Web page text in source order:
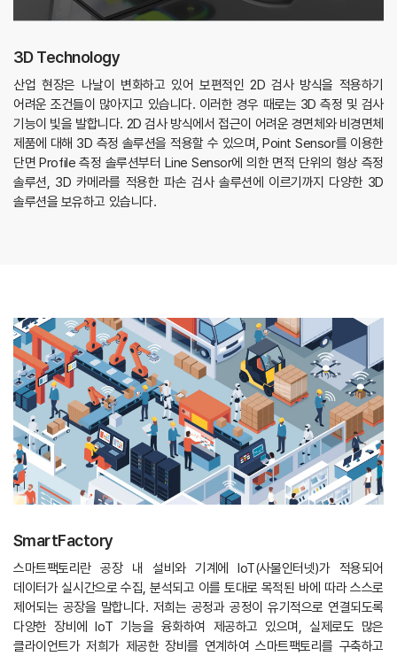
3D Technology
산업 현장은 나날이 변화하고 있어 보편적인 2D 검사 방식을 적용하기
어려운 조건들이 많아지고 있습니다. 이러한 경우 때로는 3D 측정 및 검사
기능이 빛을 발합니다. 2D 검사 방식에서 접근이 어려운 경면체와 비경면체
제품에 대해 3D 측정 솔루션을 적용할 수 있으며, Point Sensor를 이용한
단면 Profile 측정 솔루션부터 Line Sensor에 의한 면적 단위의 형상 측정
솔루션, 3D 카메라를 적용한 파손 검사 솔루션에 이르기까지 다양한 3D
솔루션을 보유하고 있습니다.
SmartFactory
스마트팩토리란 공장 내 설비와 기계에 IoT(사물인터넷)가 적용되어
데이터가 실시간으로 수집, 분석되고 이를 토대로 목적된 바에 따라 스스로
제어되는 공장을 말합니다. 저희는 공정과 공정이 유기적으로 연결되도록
다양한 장비에 IoT 기능을 융화하여 제공하고 있으며, 실제로도 많은
클라이언트가 저희가 제공한 장비를 연계하여 스마트팩토리를 구축하고